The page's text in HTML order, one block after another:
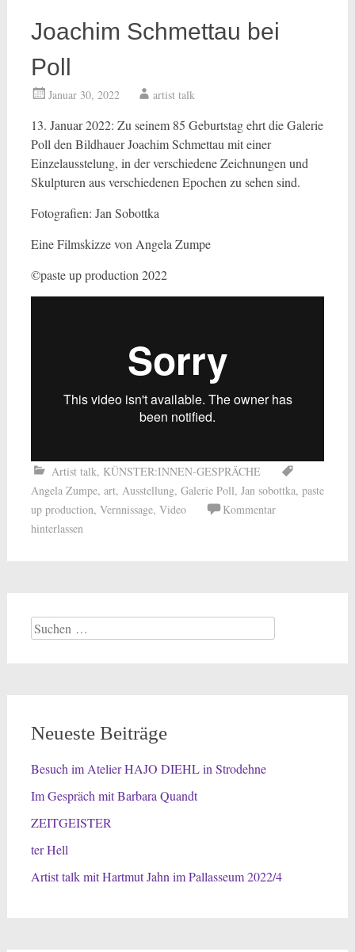
Joachim Schmettau bei
Poll
Januar 30, 2022 artist talk
13. Januar 2022: Zu seinem 85 Geburtstag ehrt die Galerie
Poll den Bildhauer Joachim Schmettau mit einer
Einzelausstelung, in der verschiedene Zeichnungen und
Skulpturen aus verschiedenen Epochen zu sehen sind.
Fotografien: Jan Sobottka
Eine Filmskizze von Angela Zumpe
©paste up production 2022
Artist talk, KÜNSTER:INNEN-GESPRÄCHE
Angela Zumpe, art, Ausstellung, Galerie Poll, Jan sobottka, paste
up production, Vernnissage, Video
Kommentar
hinterlassen
Suchen
nach:
Neueste Beiträge
Besuch im Atelier HAJO DIEHL in Strodehne
Im Gespräch mit Barbara Quandt
ZEITGEISTER
ter Hell
Artist talk mit Hartmut Jahn im Pallasseum 2022/4